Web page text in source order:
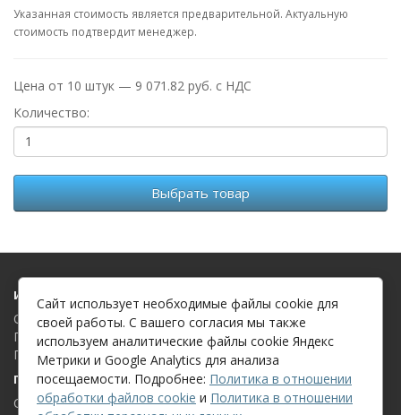
Указанная стоимость является предварительной. Актуальную
стоимость подтвердит менеджер.
Цена от 10 штук — 9 071.82 руб. с НДС
Количество:
Выбрать товар
Информация
О компании
Политика в отношении обработки файлов cookie
Политика в отношении обработки персональных данных
Поддержка клиентов
Связаться с нами
Сайт использует необходимые файлы cookie для
своей работы. С вашего согласия мы также
используем аналитические файлы cookie Яндекс
Метрики и Google Analytics для анализа
посещаемости. Подробнее: Политика в отношении
обработки файлов cookie и Политика в отношении